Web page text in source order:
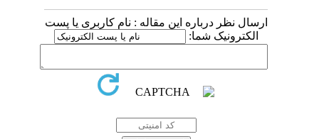
ارسال نظر درباره این مقاله : نام کاربری یا پست
الکترونیک شما: